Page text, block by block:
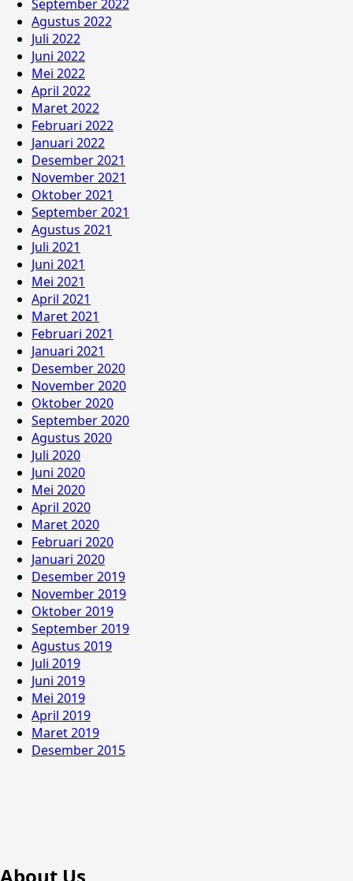
September 2022
Agustus 2022
Juli 2022
Juni 2022
Mei 2022
April 2022
Maret 2022
Februari 2022
Januari 2022
Desember 2021
November 2021
Oktober 2021
September 2021
Agustus 2021
Juli 2021
Juni 2021
Mei 2021
April 2021
Maret 2021
Februari 2021
Januari 2021
Desember 2020
November 2020
Oktober 2020
September 2020
Agustus 2020
Juli 2020
Juni 2020
Mei 2020
April 2020
Maret 2020
Februari 2020
Januari 2020
Desember 2019
November 2019
Oktober 2019
September 2019
Agustus 2019
Juli 2019
Juni 2019
Mei 2019
April 2019
Maret 2019
Desember 2015